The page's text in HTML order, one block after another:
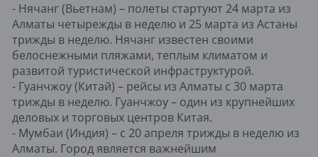
- Нячанг (Вьетнам) – полеты стартуют 24 марта из
Алматы четырежды в неделю и 25 марта из Астаны
трижды в неделю. Нячанг известен своими
белоснежными пляжами, теплым климатом и
развитой туристической инфраструктурой.
- Гуанчжоу (Китай) – рейсы из Алматы с 30 марта
трижды в неделю. Гуанчжоу – один из крупнейших
деловых и торговых центров Китая.
- Мумбаи (Индия) – с 20 апреля трижды в неделю из
Алматы. Город является важнейшим